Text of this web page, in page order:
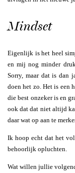
Mindset
Eigenlijk is het heel
en mij nog minder
Sorry, maar dat is dan
doen het zo. Het is een
die best onzeker is en
ook dat dat niet altijd
daar wat op aan te
Ik hoop echt dat het
behoorlijk opluchten.
Wat willen jullie